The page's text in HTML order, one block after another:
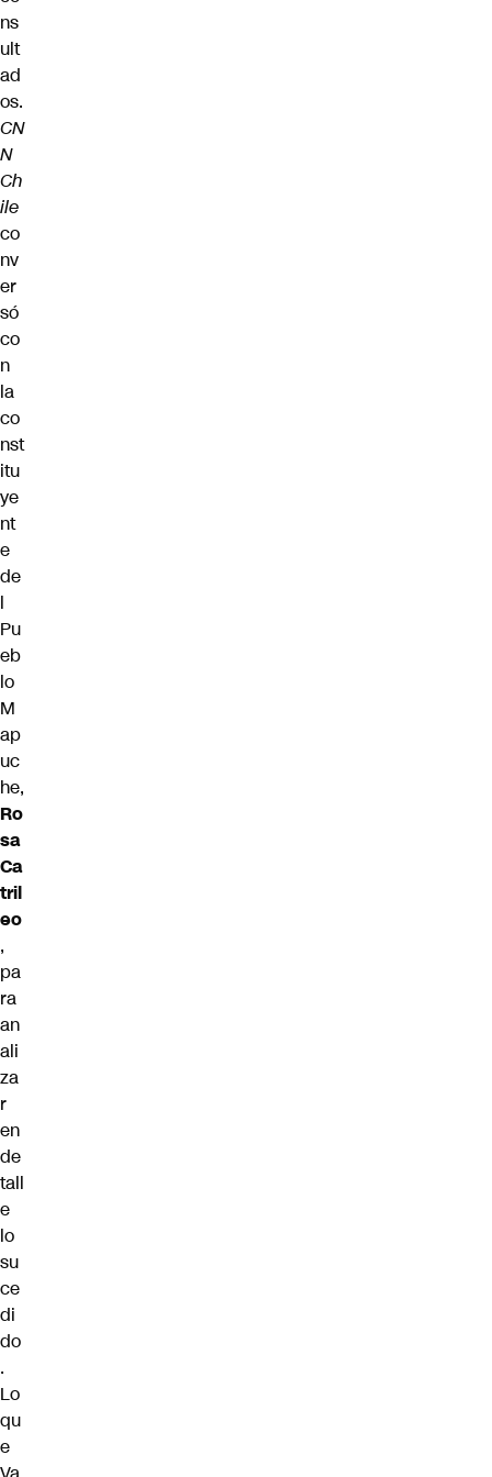
ns
ult
ad
os.
CN
N
Ch
ile
co
nv
er
só
co
n
la
co
nst
itu
ye
nt
e
de
l
Pu
eb
lo
M
ap
uc
he,
Ro
sa
Ca
tril
eo
,
pa
ra
an
ali
za
r
en
de
tall
e
lo
su
ce
di
do
.
Lo
qu
e